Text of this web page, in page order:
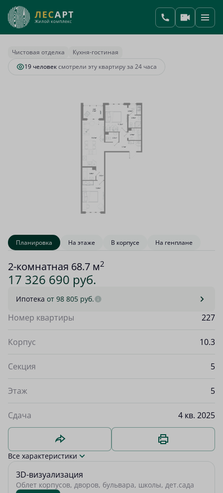
2-комнатная68.7 м 17 326 690 руб.
Ипотека от 98 805 руб.
Чистовая отделка
Кухня-гостиная
19 человексмотрели эту квартиру за 24 часа
Планировка На этаже В корпусе На генплане
2-комнатная 68.7 м2
17 326 690 руб.
Ипотека от 98 805 руб.
Номер квартиры 227
Корпус 10.3
Секция 5
Этаж 5
Сдача 4 кв. 2025
Все характеристики
3D-визуализация
Облет корпусов, дворов, бульвара, школы, дет.сада